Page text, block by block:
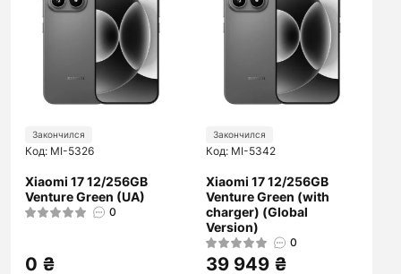
Закончился
Код: MI-5326
Xiaomi 17 12/256GB
Venture Green (UA)
0
0 ₴
Закончился
Код: MI-5342
Xiaomi 17 12/256GB
Venture Green (with
charger) (Global
Version)
0
39 949 ₴